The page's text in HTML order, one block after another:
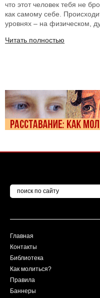
что этот человек тебя не
как самому себе.
уровнях – на физическом,
Читать полностью
Главная
Контакты
Библиотека
Как молиться?
Правила
Баннеры